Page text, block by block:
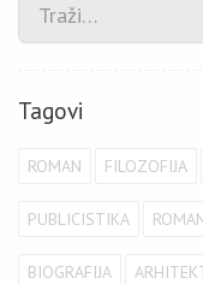
Tagovi
ROMAN FILOZOFIJA
PUBLICISTIKA
BIOGRAFIJA